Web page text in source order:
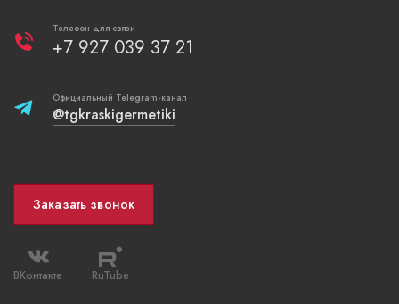
Телефон для связи
+7 927 039 37 21
Официальный Telegram-канал
@tgkraskigermetiki
Заказать звонок
ВКонтакте RuTube